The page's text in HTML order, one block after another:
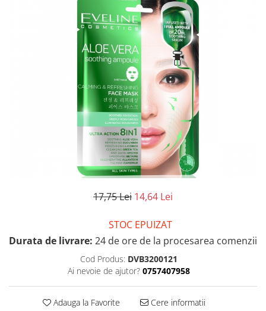
17,75 Lei 14,64 Lei
STOC EPUIZAT
Durata de livrare: 24 de ore de la procesarea comenzii
Cod Produs: DVB3200121
Ai nevoie de ajutor? 0757407958
Adauga la Favorite Cere informatii